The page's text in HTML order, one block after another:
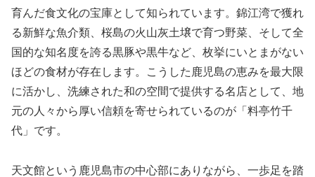
育んだ食文化の宝庫として知られています。錦江湾で獲れ
る新鮮な魚介類、桜島の火山灰土壌で育つ野菜、そして全
国的な知名度を誇る黒豚や黒牛など、枚挙にいとまがない
ほどの食材が存在します。こうした鹿児島の恵みを最大限
に活かし、洗練された和の空間で提供する名店として、地
元の人々から厚い信頼を寄せられているのが「料亭竹千
代」です。
天文館という鹿児島市の中心部にありながら、一歩足を踏